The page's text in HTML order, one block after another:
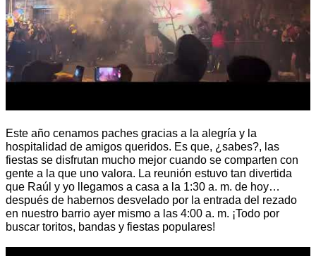
Este año cenamos paches gracias a la alegría y la
hospitalidad de amigos queridos. Es que, ¿sabes?, las
fiestas se disfrutan mucho mejor cuando se comparten con
gente a la que uno valora. La reunión estuvo tan divertida
que Raúl y yo llegamos a casa a la 1:30 a. m. de hoy…
después de habernos desvelado por la entrada del rezado
en nuestro barrio ayer mismo a las 4:00 a. m. ¡Todo por
buscar toritos, bandas y fiestas populares!